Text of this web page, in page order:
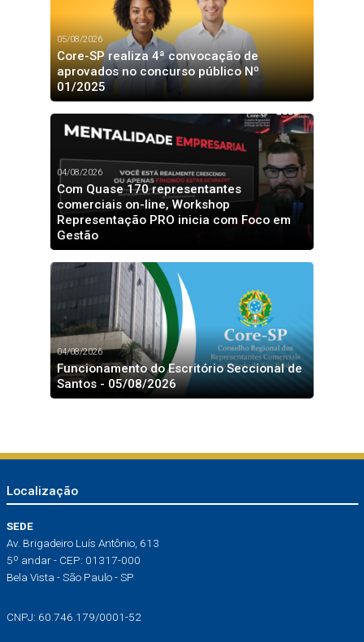
05/08/2026
Core-SP realiza 4ª convocação de
aprovados no concurso público Nº
01/2025
04/08/2026
Com Quase 170 representantes
comerciais on-line, Workshop
Representação PRO inicia com Foco em
Gestão
04/08/2026
Funcionamento do Escritório Seccional de
Santos - 05/08/2026
Localização
SEDE
Av. Brigadeiro Luís Antônio, 613
5º andar - CEP: 01317-000
Bela Vista - São Paulo - SP
CNPJ: 60.746.179/0001-52